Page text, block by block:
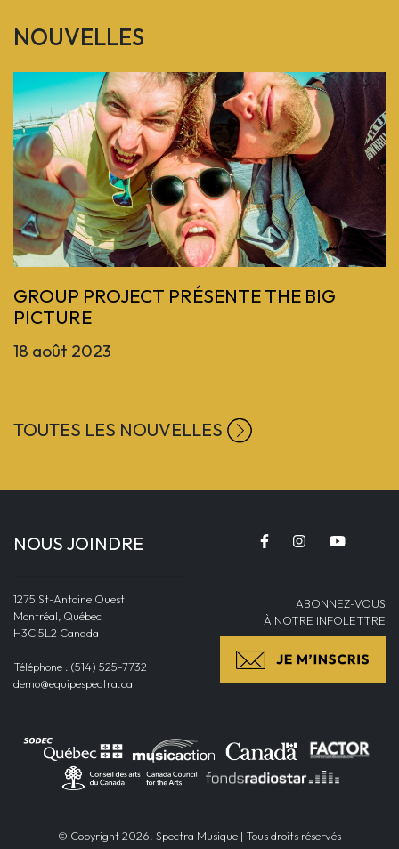
NOUVELLES
GROUP PROJECT PRÉSENTE THE BIG
PICTURE
18 août 2023
Previous
TOUTES LES NOUVELLES
NOUS JOINDRE
1275 St-Antoine Ouest
Montréal, Québec
H3C 5L2 Canada
Téléphone : (514) 525-7732
demo@equipespectra.ca
ABONNEZ-VOUS
À NOTRE INFOLETTRE
© Copyright 2026. Spectra Musique | Tous droits réservés